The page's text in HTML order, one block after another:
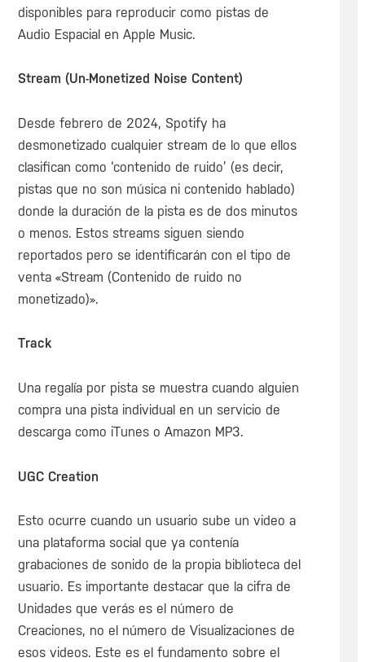
disponibles para reproducir como pistas de
Audio Espacial en Apple Music.
Stream (Un-Monetized Noise Content)
Desde febrero de 2024, Spotify ha
desmonetizado cualquier stream de lo que ellos
clasifican como ‘contenido de ruido’ (es decir,
pistas que no son música ni contenido hablado)
donde la duración de la pista es de dos minutos
o menos. Estos streams siguen siendo
reportados pero se identificarán con el tipo de
venta «Stream (Contenido de ruido no
monetizado)».
Track
Una regalía por pista se muestra cuando alguien
compra una pista individual en un servicio de
descarga como iTunes o Amazon MP3.
UGC Creation
Esto ocurre cuando un usuario sube un video a
una plataforma social que ya contenía
grabaciones de sonido de la propia biblioteca del
usuario. Es importante destacar que la cifra de
Unidades que verás es el número de
Creaciones, no el número de Visualizaciones de
esos videos. Este es el fundamento sobre el